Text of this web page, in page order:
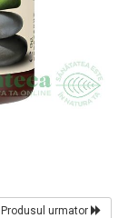
Produsul urmator